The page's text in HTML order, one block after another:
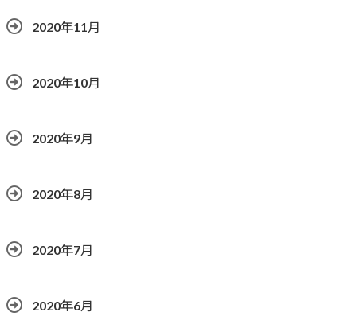
2020年11月
2020年10月
2020年9月
2020年8月
2020年7月
2020年6月